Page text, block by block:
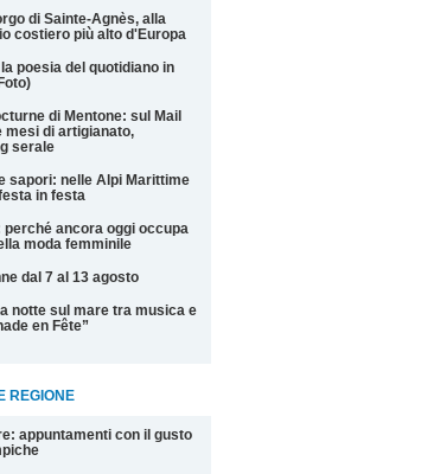
di Sainte-Agnès, alla
costiero più alto d'Europa
poesia del quotidiano in
di Mentone: sul Mail
mesi di artigianato,
serale
sapori: nelle Alpi Marittime
in festa
perché ancora oggi occupa
moda femminile
dal 7 al 13 agosto
notte sul mare tra musica e
en Fête”
REGIONE
appuntamenti con il gusto